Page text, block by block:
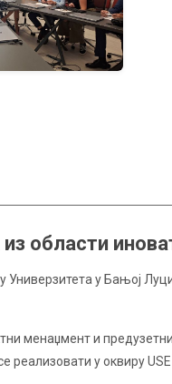
области
у Бањој
менаџмент и
у оквиру